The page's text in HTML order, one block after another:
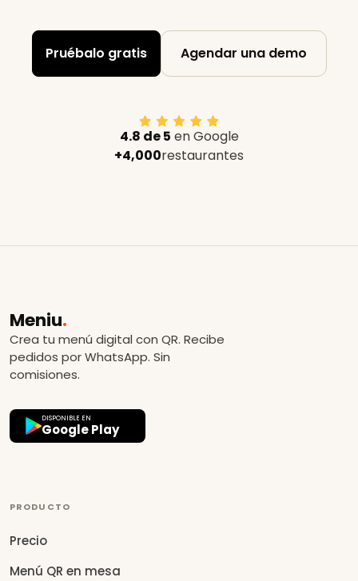
Pruébalo gratis Agendar una demo
4.8 de 5 en Google
+4,000restaurantes
Meniu.
Crea tu menú digital con QR. Recibe
pedidos por WhatsApp. Sin
comisiones.
DISPONIBLE EN
Google Play
PRODUCTO
Precio
Menú QR en mesa